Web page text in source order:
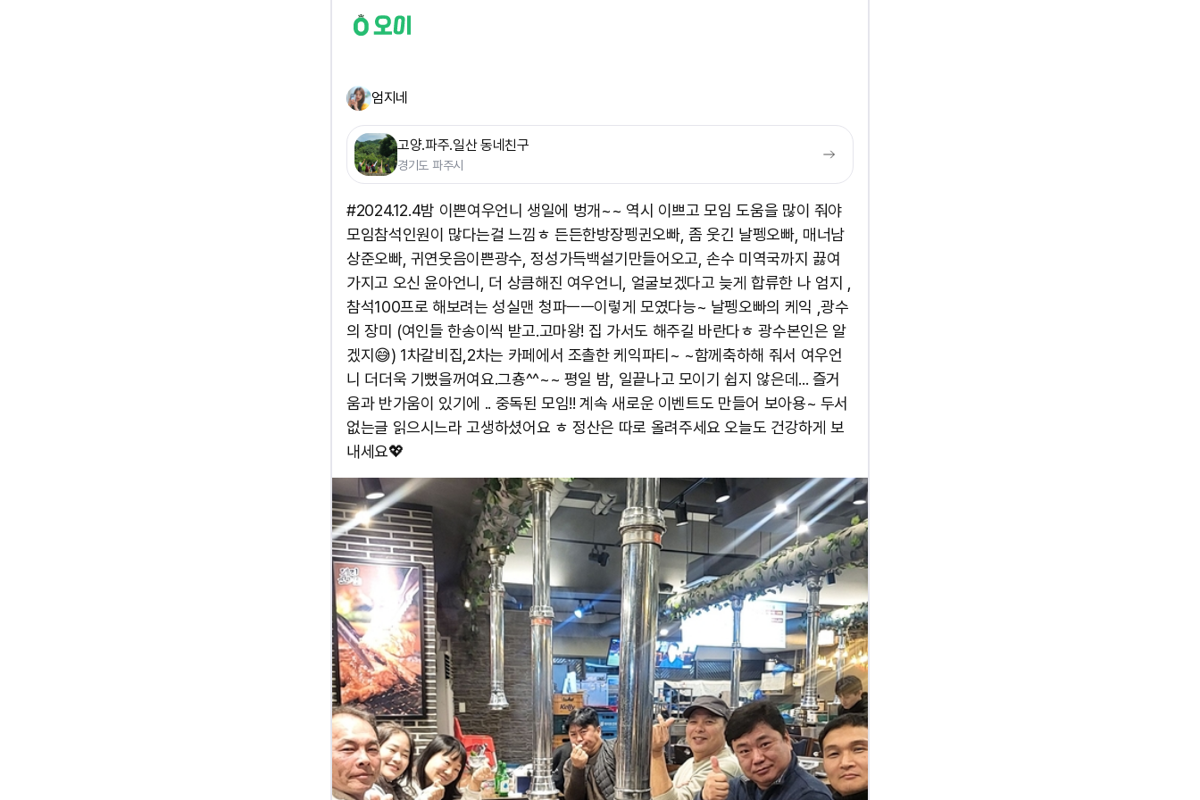
엄지네
고양.파주.일산 동네친구
경기도 파주시
#2024.12.4밤 이쁜여우언니 생일에 벙개~~ 역시 이쁘고 모임 도움을 많이 줘야
모임참석인원이 많다는걸 느낌ㅎ 든든한방장펭귄오빠, 좀 웃긴 날펭오빠, 매너남
상준오빠, 귀연웃음이쁜광수, 정성가득백설기만들어오고, 손수 미역국까지 끓여
가지고 오신 윤아언니, 더 상큼해진 여우언니, 얼굴보겠다고 늦게 합류한 나 엄지 ,
참석100프로 해보려는 성실맨 청파ㅡㅡ이렇게 모였다능~ 날펭오빠의 케익 ,광수
의 장미 (여인들 한송이씩 받고.고마왕! 집 가서도 해주길 바란다ㅎ 광수본인은 알
겠지😅) 1차갈비집,2차는 카페에서 조촐한 케익파티~ ~함께축하해 줘서 여우언
니 더더욱 기뻤을꺼여요.그춍^^~~ 평일 밤, 일끝나고 모이기 쉽지 않은데... 즐거
움과 반가움이 있기에 .. 중독된 모임!! 계속 새로운 이벤트도 만들어 보아용~ 두서
없는글 읽으시느라 고생하셨어요 ㅎ 정산은 따로 올려주세요 오늘도 건강하게 보
내세요💖